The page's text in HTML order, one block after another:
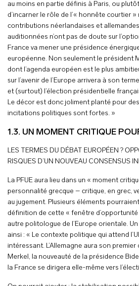
au moins en partie définis à Paris, ou
d’incarner le rôle de l’« honnête courtier
contributions néerlandaises et
auditionnées n’ont pas de doute sur
France va mener une présidence
européenne. Non seulement le président
dont l’agenda européen est le plus
sur l’avenir de l’Europe arrivera à son
et (surtout) l’élection présidentielle
Le décor est donc joliment planté pour
incitations politiques sont fortes. »
1.3. UN MOMENT CRITIQUE
LES TERMES DU DÉBAT EUROPÉEN ?
RISQUES D’UN NOUVEAU CONSENSUS
La PFUE aura lieu dans un « moment
personnalité grecque – critique, en grec,
au jugement. Plusieurs éléments
définition de cette « fenêtre d’opportunité
autre politologue de l’Europe orientale.
ainsi : « Le contexte politique qui attend
intéressant. L’Allemagne aura son premier
Merkel, la nouveauté de la présidence
la France se dirigera elle-même vers